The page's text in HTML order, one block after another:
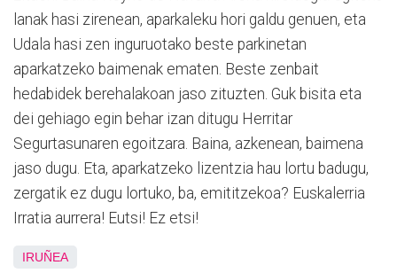
lanak hasi zirenean, aparkaleku hori galdu genuen, eta
Udala hasi zen inguruotako beste parkinetan
aparkatzeko baimenak ematen. Beste zenbait
hedabidek berehalakoan jaso zituzten. Guk bisita eta
dei gehiago egin behar izan ditugu Herritar
Segurtasunaren egoitzara. Baina, azkenean, baimena
jaso dugu. Eta, aparkatzeko lizentzia hau lortu badugu,
zergatik ez dugu lortuko, ba, emititzekoa? Euskalerria
Irratia aurrera! Eutsi! Ez etsi!
IRUÑEA